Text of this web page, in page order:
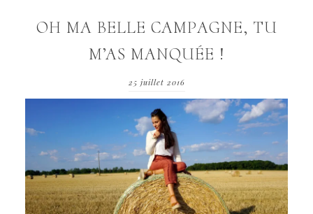
OH MA BELLE CAMPAGNE, TU
M’AS MANQUÉE !
25 juillet 2016